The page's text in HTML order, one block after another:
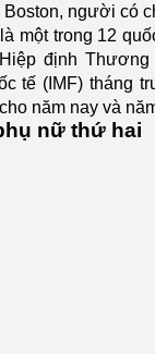
Boston, người có
một trong 12
định
tế (IMF) tháng
năm nay và
nữ thứ hai